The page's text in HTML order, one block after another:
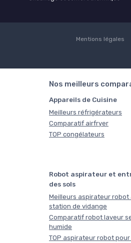
Mentions légales
Nos meilleurs
Appareils de Cuisine
Meilleurs réfrigérateurs
Comparatif airfryer
TOP congélateurs
Robot aspirateur et
des sols
Meilleurs aspirateur robot
station de vidange
Comparatif robot laveur
humide
TOP aspirateur robot pour